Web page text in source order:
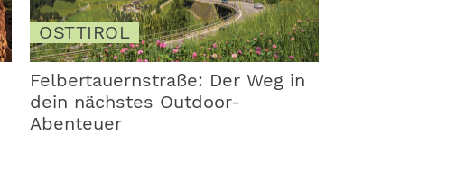
OSTTIROL
Felbertauernstraße: Der Weg in
dein nächstes Outdoor-
Abenteuer